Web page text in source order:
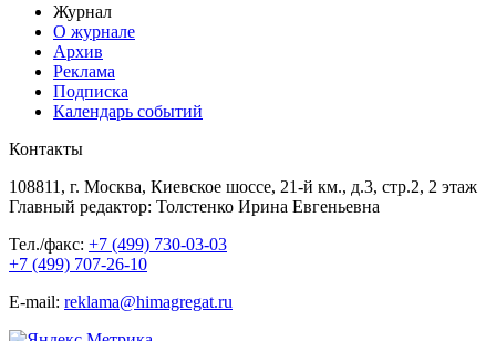
Журнал
О журнале
Архив
Реклама
Подписка
Календарь событий
Контакты
108811, г. Москва, Киевское шоссе, 21-й км., д.3, стр.2, 2 этаж
Главный редактор: Толстенко Ирина Евгеньевна
Тел./факс: +7 (499) 730-03-03
+7 (499) 707-26-10
E-mail: reklama@himagregat.ru